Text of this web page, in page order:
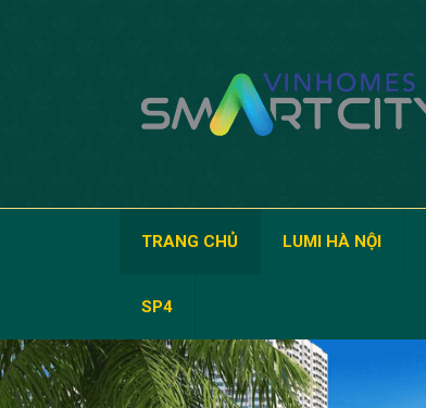
TRANG CHỦ LUMI HÀ NỘI
SP4